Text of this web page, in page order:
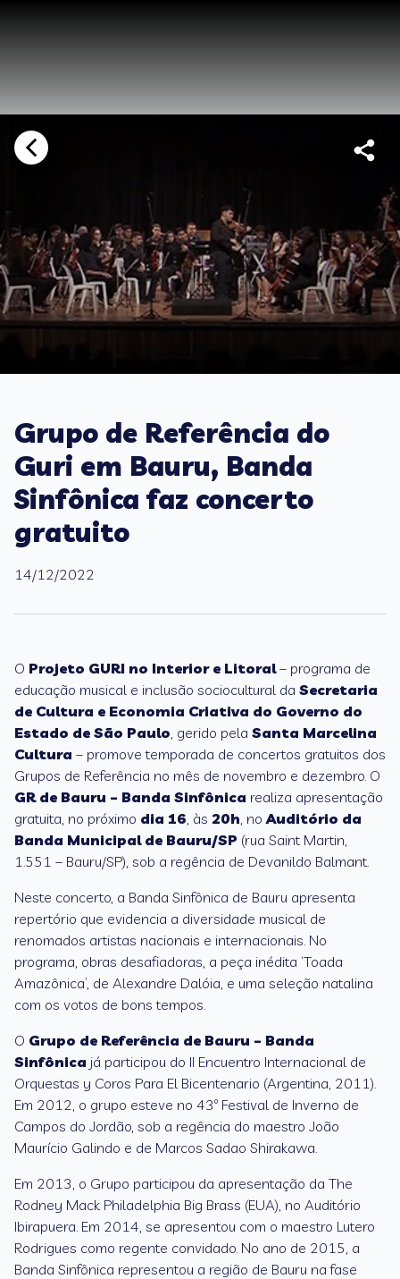
Grupo de Referência do
Guri em Bauru, Banda
Sinfônica faz concerto
gratuito
14/12/2022
O Projeto GURI no Interior e Litoral– programa de
educação musical e inclusão sociocultural da Secretaria
de Cultura e Economia Criativa do Governo do
Estado de São Paulo , gerido pela Santa Marcelina
Cultura – promove temporada de concertos gratuitos dos
Grupos de Referência no mês de novembro e dezembro. O
GR de Bauru – Banda Sinfônica realiza apresentação
gratuita, no próximo dia 16 , às 20h , no Auditório da
Banda Municipal de Bauru/SP (rua Saint Martin,
1.551 – Bauru/SP), sob a regência de Devanildo Balmant.
Neste concerto, a Banda Sinfônica de Bauru apresenta
repertório que evidencia a diversidade musical de
renomados artistas nacionais e internacionais. No
programa, obras desafiadoras, a peça inédita ‘Toada
Amazônica’, de Alexandre Dalóia, e uma seleção natalina
com os votos de bons tempos.
O Grupo de Referência de Bauru – Banda
Sinfônica já participou do II Encuentro Internacional de
Orquestas y Coros Para El Bicentenario (Argentina, 2011).
Em 2012, o grupo esteve no 43º Festival de Inverno de
Campos do Jordão, sob a regência do maestro João
Maurício Galindo e de Marcos Sadao Shirakawa.
Em 2013, o Grupo participou da apresentação da The
Rodney Mack Philadelphia Big Brass (EUA), no Auditório
Ibirapuera. Em 2014, se apresentou com o maestro Lutero
Rodrigues como regente convidado. No ano de 2015, a
Banda Sinfônica representou a região de Bauru na fase